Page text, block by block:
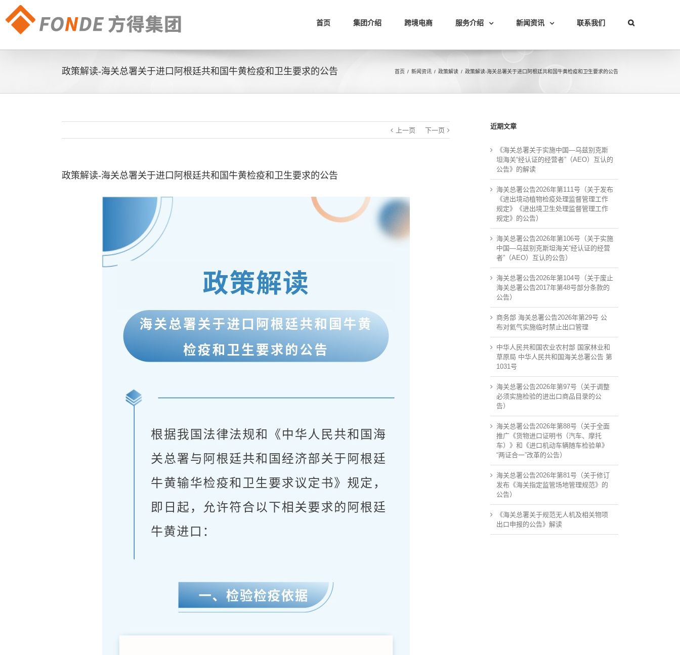
首页 集团介绍 跨境电商 服务介绍 新闻资讯 联系我们
政策解读-海关总署关于进口阿根廷共和国牛黄检疫和卫生要求的公告 首页 / 新闻资讯 / 政策解读 / 政策解读-海关总署关于进口阿根廷共和国牛黄检疫和卫生要求的公告
上一页 下一页
政策解读-海关总署关于进口阿根廷共和国牛黄检疫和卫生要求的公告
近期文章
《海关总署关于实施中国—乌兹别克斯
坦海关“经认证的经营者”（AEO）互认的
公告》的解读
海关总署公告2026年第111号（关于发布
《进出境动植物检疫处理监督管理工作
规定》《进出境卫生处理监督管理工作
规定》的公告）
海关总署公告2026年第106号（关于实施
中国—乌兹别克斯坦海关“经认证的经营
者”（AEO）互认的公告）
海关总署公告2026年第104号（关于废止
海关总署公告2017年第48号部分条款的
公告）
商务部 海关总署公告2026年第29号 公
布对氦气实施临时禁止出口管理
中华人民共和国农业农村部 国家林业和
草原局 中华人民共和国海关总署公告 第
1031号
海关总署公告2026年第97号（关于调整
必须实施检验的进出口商品目录的公
告）
海关总署公告2026年第88号（关于全面
推广《货物进口证明书（汽车、摩托
车）》和《进口机动车辆随车检验单》
“两证合一”改革的公告）
海关总署公告2026年第81号（关于修订
发布《海关指定监管场地管理规范》的
公告）
《海关总署关于规范无人机及相关物项
出口申报的公告》解读